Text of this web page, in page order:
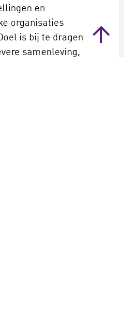
en
organisaties
is bij te dragen
samenleving,